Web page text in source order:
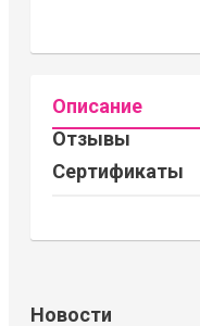
Описание
Отзывы
Сертификаты
Новости